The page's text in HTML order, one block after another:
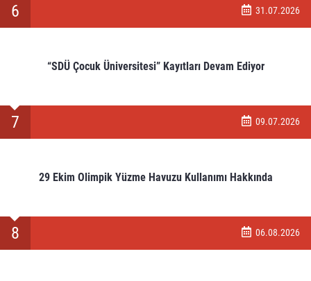
6 31.07.2026
“SDÜ Çocuk Üniversitesi” Kayıtları Devam Ediyor
7 09.07.2026
29 Ekim Olimpik Yüzme Havuzu Kullanımı Hakkında
8 06.08.2026